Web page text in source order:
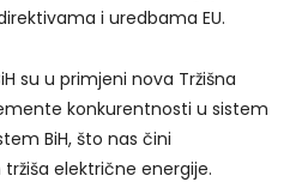
i uredbama EU.
su u primjeni nova Tržišna
konkurentnosti u sistem
BiH, što nas čini
električne energije.